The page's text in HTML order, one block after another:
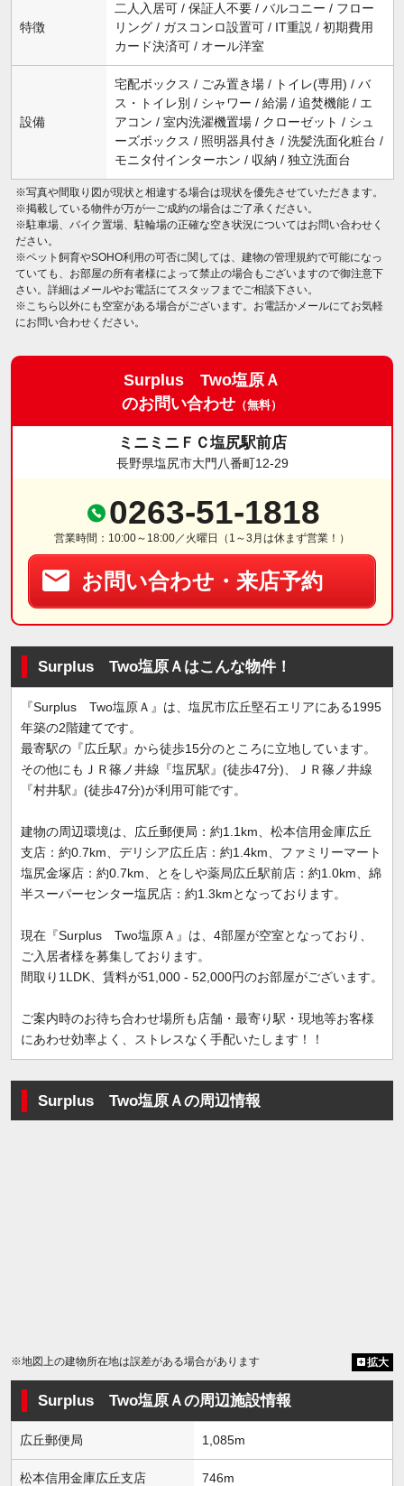
特徴
二人入居可 / 保証人不要 / バルコニー / フロー
リング / ガスコンロ設置可 / IT重説 / 初期費用
カード決済可 / オール洋室
設備
宅配ボックス / ごみ置き場 / トイレ(専用) / バ
ス・トイレ別 / シャワー / 給湯 / 追焚機能 / エ
アコン / 室内洗濯機置場 / クローゼット / シュ
ーズボックス / 照明器具付き / 洗髪洗面化粧台 /
モニタ付インターホン / 収納 / 独立洗面台
※写真や間取り図が現状と相違する場合は現状を優先させていただきます。
※掲載している物件が万が一ご成約の場合はご了承ください。
※駐車場、バイク置場、駐輪場の正確な空き状況についてはお問い合わせく
ださい。
※ペット飼育やSOHO利用の可否に関しては、建物の管理規約で可能になっ
ていても、お部屋の所有者様によって禁止の場合もございますので御注意下
さい。詳細はメールやお電話にてスタッフまでご相談下さい。
※こちら以外にも空室がある場合がございます。お電話かメールにてお気軽
にお問い合わせください。
Surplus Two塩原Ａ
のお問い合わせ （無料）
ミニミニＦＣ塩尻駅前店
長野県塩尻市大門八番町12-29
0263-51-1818
営業時間：10:00～18:00／火曜日（1～3月は休まず営業！）
お問い合わせ・来店予約
Surplus Two塩原Ａはこんな物件！
『Surplus Two塩原Ａ』は、塩尻市広丘堅石エリアにある1995
年築の2階建てです。
最寄駅の『広丘駅』から徒歩15分のところに立地しています。
その他にもＪＲ篠ノ井線『塩尻駅』(徒歩47分)、ＪＲ篠ノ井線
『村井駅』(徒歩47分)が利用可能です。
建物の周辺環境は、広丘郵便局：約1.1km、松本信用金庫広丘
支店：約0.7km、デリシア広丘店：約1.4km、ファミリーマート
塩尻金塚店：約0.7km、とをしや薬局広丘駅前店：約1.0km、綿
半スーパーセンター塩尻店：約1.3kmとなっております。
現在『Surplus Two塩原Ａ』は、4部屋が空室となっており、
ご入居者様を募集しております。
間取り1LDK、賃料が51,000 - 52,000円のお部屋がございます。
ご案内時のお待ち合わせ場所も店舗・最寄り駅・現地等お客様
にあわせ効率よく、ストレスなく手配いたします！！
Surplus Two塩原Ａの周辺情報
※地図上の建物所在地は誤差がある場合があります 拡大
Surplus Two塩原Ａの周辺施設情報
広丘郵便局 1,085m
松本信用金庫広丘支店 746m